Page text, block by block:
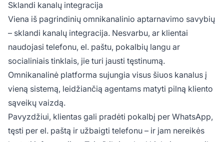
Sklandi kanalų integracija
Viena iš pagrindinių omnikanalinio aptarnavimo savybių
– sklandi kanalų integracija. Nesvarbu, ar klientai
naudojasi telefonu, el. paštu, pokalbių langu ar
socialiniais tinklais, jie turi jausti tęstinumą.
Omnikanalinė platforma sujungia visus šiuos kanalus į
vieną sistemą, leidžiančią agentams matyti pilną kliento
sąveikų vaizdą.
Pavyzdžiui, klientas gali pradėti pokalbį per WhatsApp,
tęsti per el. paštą ir užbaigti telefonu – ir jam nereikės